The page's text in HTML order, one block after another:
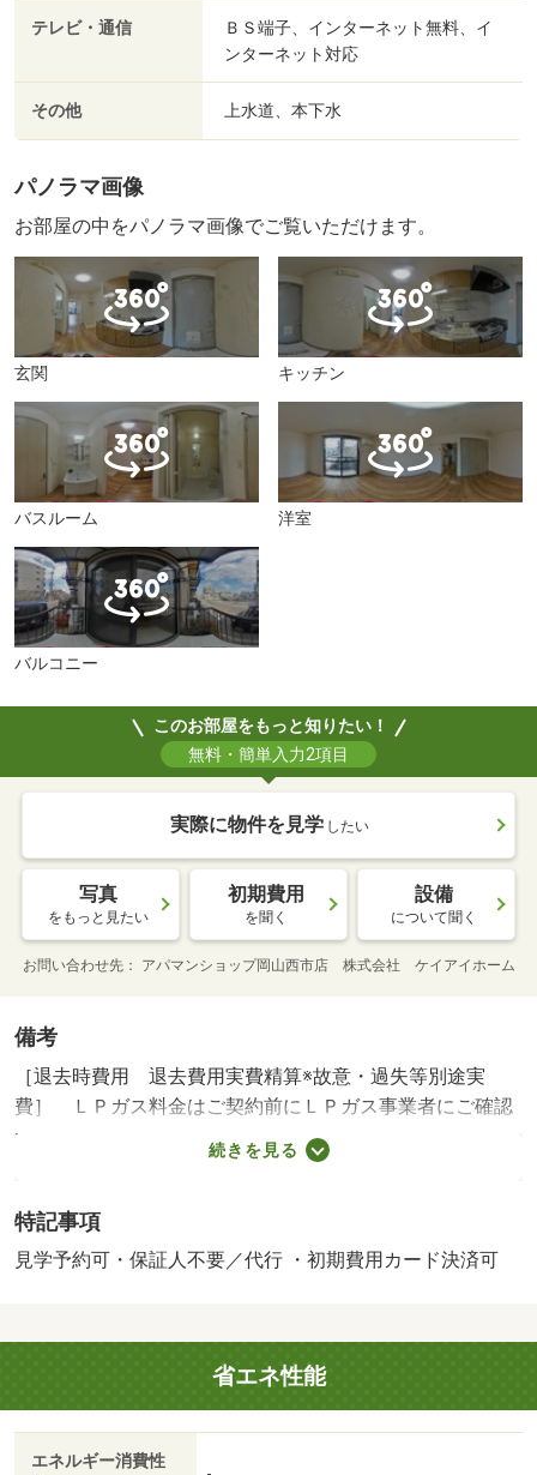
テレビ・通信
ＢＳ端子、インターネット無料、イ
ンターネット対応
その他 上水道、本下水
パノラマ画像
お部屋の中をパノラマ画像でご覧いただけます。
玄関 キッチン
バスルーム 洋室
バルコニー
このお部屋をもっと知りたい！
無料・簡単入力2項目
実際に物件を見学 したい
写真
をもっと見たい
初期費用
を聞く
設備
について聞く
お問い合わせ先 アパマンショップ岡山西市店 株式会社 ケイアイホーム
備考
［退去時費用 退去費用実費精算※故意・過失等別途実
費］ ＬＰガス料金はご契約前にＬＰガス事業者にご確認
いただけます。 町内会費：２００円／月。 ※ルームク
リーニング料金にエアコンクリーニング費用を含みます。
個人負担分の支払い方法は原則「カード決済」となり
【設備・特記事項備考】単身者限定・ペット不可・専用バ
続きを見る
特記事項
見学予約可・保証人不要／代行 ・初期費用カード決済可
省エネ性能
エネルギー消費性